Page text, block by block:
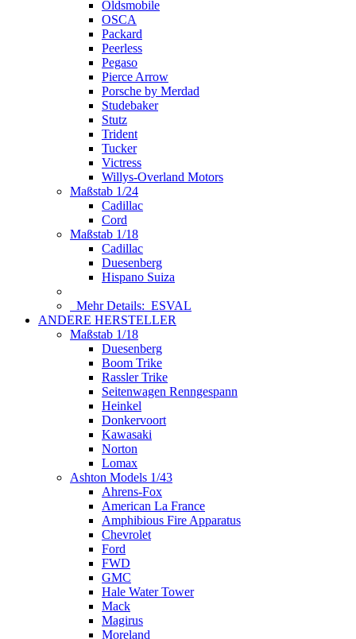
Oldsmobile
OSCA
Packard
Peerless
Pegaso
Pierce Arrow
Porsche by Merdad
Studebaker
Stutz
Trident
Tucker
Victress
Willys-Overland Motors
Maßstab 1/24
Cadillac
Cord
Maßstab 1/18
Cadillac
Duesenberg
Hispano Suiza
Mehr Details: ESVAL
ANDERE HERSTELLER
Maßstab 1/18
Duesenberg
Boom Trike
Rassler Trike
Seitenwagen Renngespann
Heinkel
Donkervoort
Kawasaki
Norton
Lomax
Ashton Models 1/43
Ahrens-Fox
American La France
Amphibious Fire Apparatus
Chevrolet
Ford
FWD
GMC
Hale Water Tower
Mack
Magirus
Moreland